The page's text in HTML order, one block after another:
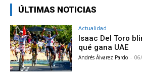
ÚLTIMAS NOTICIAS
Actualidad
Isaac Del Toro
qué gana UAE
Andrés Álvarez Pardo -